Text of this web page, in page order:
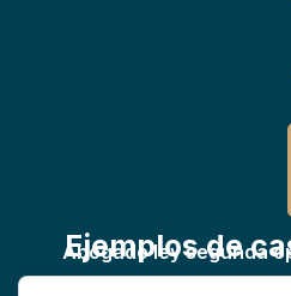
Ejemplos de
Abogado ley segunda